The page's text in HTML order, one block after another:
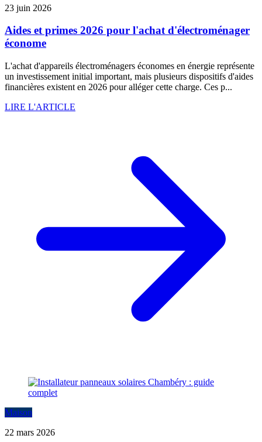
23 juin 2026
Aides et primes 2026 pour l'achat d'électroménager
économe
L'achat d'appareils électroménagers économes en énergie représente
un investissement initial important, mais plusieurs dispositifs d'aides
financières existent en 2026 pour alléger cette charge. Ces p...
LIRE L'ARTICLE
Maison
22 mars 2026